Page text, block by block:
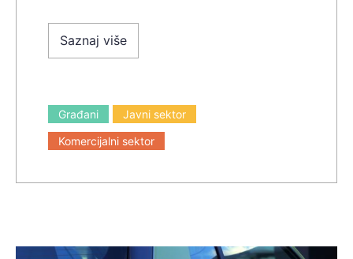
Saznaj više
Građani
Javni sektor
Komercijalni sektor